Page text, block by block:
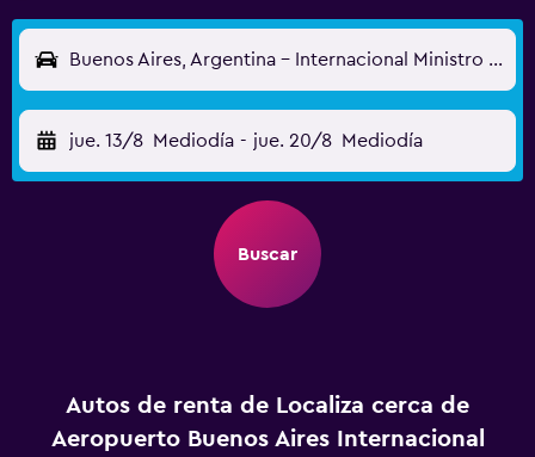
Buenos Aires, Argentina - Internacional Ministro Pistarini (EZE)
jue. 13/8 Mediodía - jue. 20/8 Mediodía
Buscar
Autos de renta de Localiza cerca de
Aeropuerto Buenos Aires Internacional